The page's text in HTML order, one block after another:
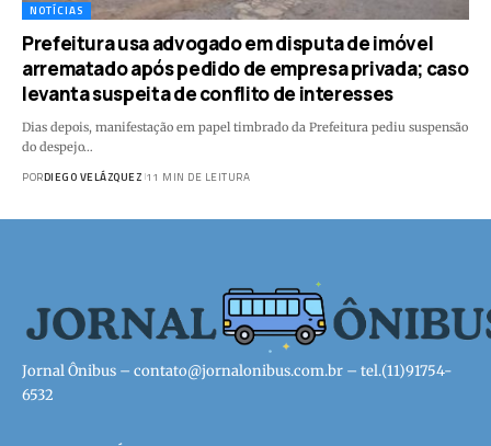
NOTÍCIAS
Prefeitura usa advogado em disputa de imóvel
arrematado após pedido de empresa privada; caso
levanta suspeita de conflito de interesses
Dias depois, manifestação em papel timbrado da Prefeitura pediu suspensão
do despejo…
PORDIEGO VELÁZQUEZ 11 MIN DE LEITURA
Jornal Ônibus – contato@jornalonibus.com.br – tel.(11)91754-
6532